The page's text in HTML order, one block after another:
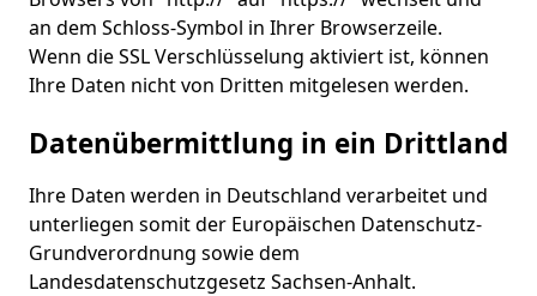
an dem Schloss-Symbol in Ihrer Browserzeile.
Wenn die SSL Verschlüsselung aktiviert ist, können
Ihre Daten nicht von Dritten mitgelesen werden.
Datenübermittlung in ein Drittland
Ihre Daten werden in Deutschland verarbeitet und
unterliegen somit der Europäischen Datenschutz-
Grundverordnung sowie dem
Landesdatenschutzgesetz Sachsen-Anhalt.